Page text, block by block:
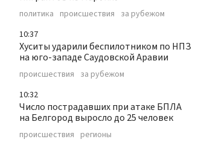
политика происшествия за рубежом
10:37
Хуситы ударили беспилотником по НПЗ
на юго-западе Саудовской Аравии
происшествия за рубежом
10:32
Число пострадавших при атаке БПЛА
на Белгород выросло до 25 человек
происшествия регионы